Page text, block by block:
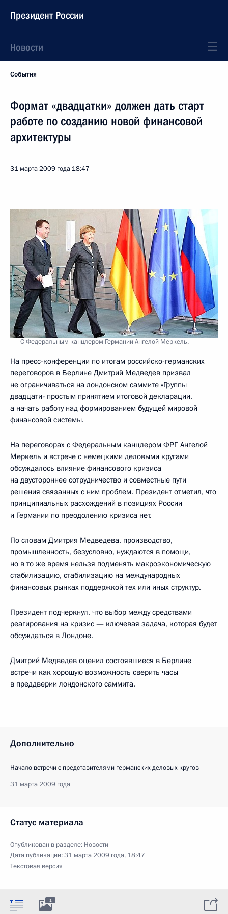
Президент России
Новости
События
Формат «двадцатки» должен дать старт
работе по созданию новой финансовой
архитектуры
31 марта 2009 года 18:47
С Федеральным канцлером Германии Ангелой Меркель.
На пресс-конференции по итогам российско-германских
переговоров в Берлине Дмитрий Медведев призвал
не ограничиваться на лондонском саммите «Группы
двадцати» простым принятием итоговой декларации,
а начать работу над формированием будущей мировой
финансовой системы.
На переговорах с Федеральным канцлером ФРГ Ангелой
Меркель и встрече с немецкими деловыми кругами
обсуждалось влияние финансового кризиса
на двустороннее сотрудничество и совместные пути
решения связанных с ним проблем. Президент отметил, что
принципиальных расхождений в позициях России
и Германии по преодолению кризиса нет.
По словам Дмитрия Медведева, производство,
промышленность, безусловно, нуждаются в помощи,
но в то же время нельзя подменять макроэкономическую
стабилизацию, стабилизацию на международных
финансовых рынках поддержкой тех или иных структур.
Президент подчеркнул, что выбор между средствами
реагирования на кризис — ключевая задача, которая будет
обсуждаться в Лондоне.
Дмитрий Медведев оценил состоявшиеся в Берлине
встречи как хорошую возможность сверить часы
в преддверии лондонского саммита.
Дополнительно
Начало встречи с представителями германских деловых кругов
31 марта 2009 года
Статус материала
Опубликован в разделе: Новости
Дата публикации:31 марта 2009 года, 18:47
Текстовая версия
1